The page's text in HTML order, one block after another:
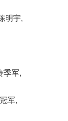
明宇,
季军,
军,